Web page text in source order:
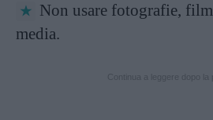
Non usare fotografie,
media.